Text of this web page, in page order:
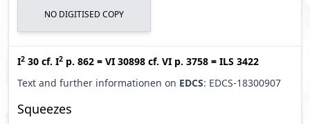
NO DIGITISED COPY
I2 30 cf. I2 p. 862 = VI 30898 cf. VI p. 3758 = ILS 3422
Text and further informationen on EDCS: EDCS-18300907
Squeezes